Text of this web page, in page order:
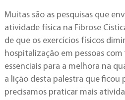
Muitas são as pesquisas que
atividade física na Fibrose
de que os exercícios físicos
hospitalização em pessoas
essenciais para a melhora na
a lição desta palestra que ficou
precisamos praticar mais